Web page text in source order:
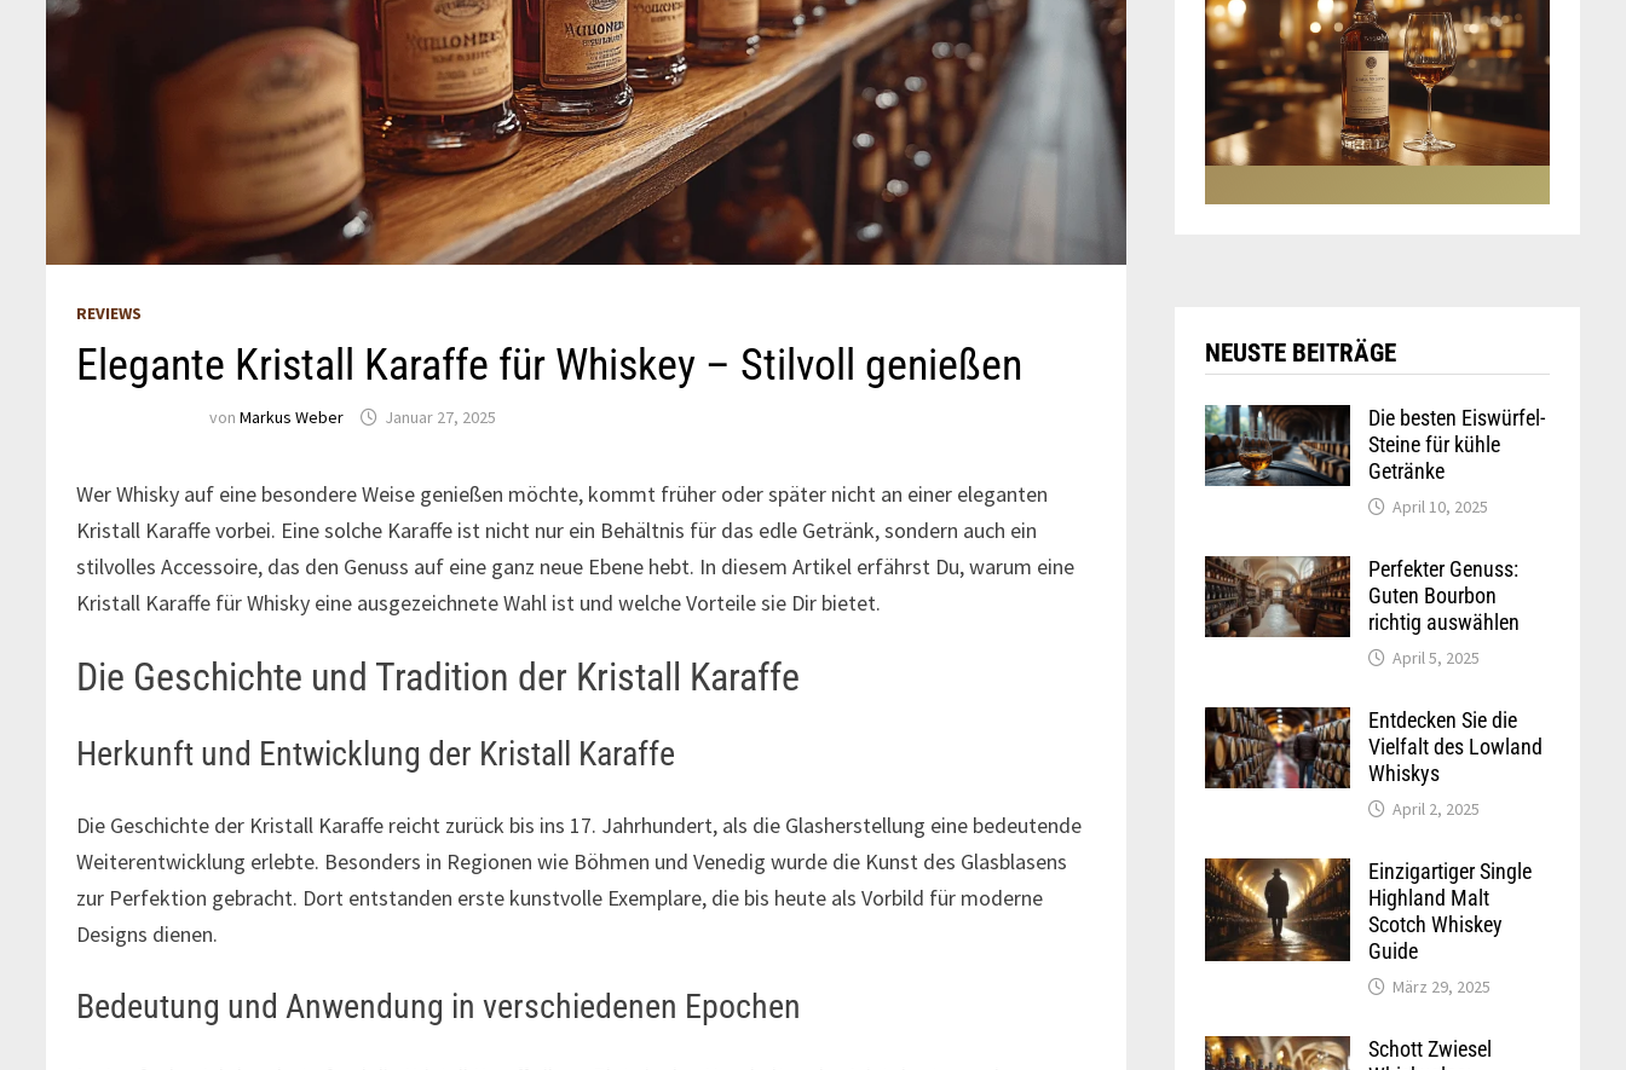
REVIEWS
Elegante Kristall Karaffe für Whiskey – Stilvoll genießen
vonMarkus Weber Januar 27, 2025
Wer Whisky auf eine besondere Weise genießen möchte, kommt früher oder später nicht an einer eleganten
Kristall Karaffe vorbei. Eine solche Karaffe ist nicht nur ein Behältnis für das edle Getränk, sondern auch ein
stilvolles Accessoire, das den Genuss auf eine ganz neue Ebene hebt. In diesem Artikel erfährst Du, warum eine
Kristall Karaffe für Whisky eine ausgezeichnete Wahl ist und welche Vorteile sie Dir bietet.
Die Geschichte und Tradition der Kristall Karaffe
Herkunft und Entwicklung der Kristall Karaffe
Die Geschichte der Kristall Karaffe reicht zurück bis ins 17. Jahrhundert, als die Glasherstellung eine bedeutende
Weiterentwicklung erlebte. Besonders in Regionen wie Böhmen und Venedig wurde die Kunst des Glasblasens
zur Perfektion gebracht. Dort entstanden erste kunstvolle Exemplare, die bis heute als Vorbild für moderne
Designs dienen.
Bedeutung und Anwendung in verschiedenen Epochen
NEUSTE BEITRÄGE
Die besten Eiswürfel-
Steine für kühle
Getränke
April 10, 2025
Perfekter Genuss:
Guten Bourbon
richtig auswählen
April 5, 2025
Entdecken Sie die
Vielfalt des Lowland
Whiskys
April 2, 2025
Einzigartiger Single
Highland Malt
Scotch Whiskey
Guide
März 29, 2025
Schott Zwiesel